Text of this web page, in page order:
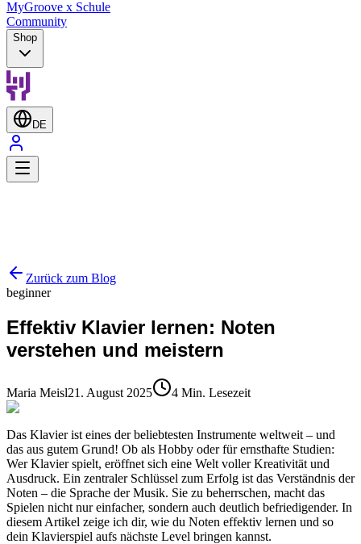
MyGroove x Schule
Community
Shop
DE
Zurück zum Blog
beginner
Effektiv Klavier lernen: Noten
verstehen und meistern
Maria Meisl21. August 2025 4 Min. Lesezeit
Das Klavier ist eines der beliebtesten Instrumente weltweit – und
das aus gutem Grund! Ob als Hobby oder für ernsthafte Studien:
Wer Klavier spielt, eröffnet sich eine Welt voller Kreativität und
Ausdruck. Ein zentraler Schlüssel zum Erfolg ist das Verständnis der
Noten – die Sprache der Musik. Sie zu beherrschen, macht das
Spielen nicht nur einfacher, sondern auch deutlich befriedigender. In
diesem Artikel zeige ich dir, wie du Noten effektiv lernen und so
dein Klavierspiel aufs nächste Level bringen kannst.